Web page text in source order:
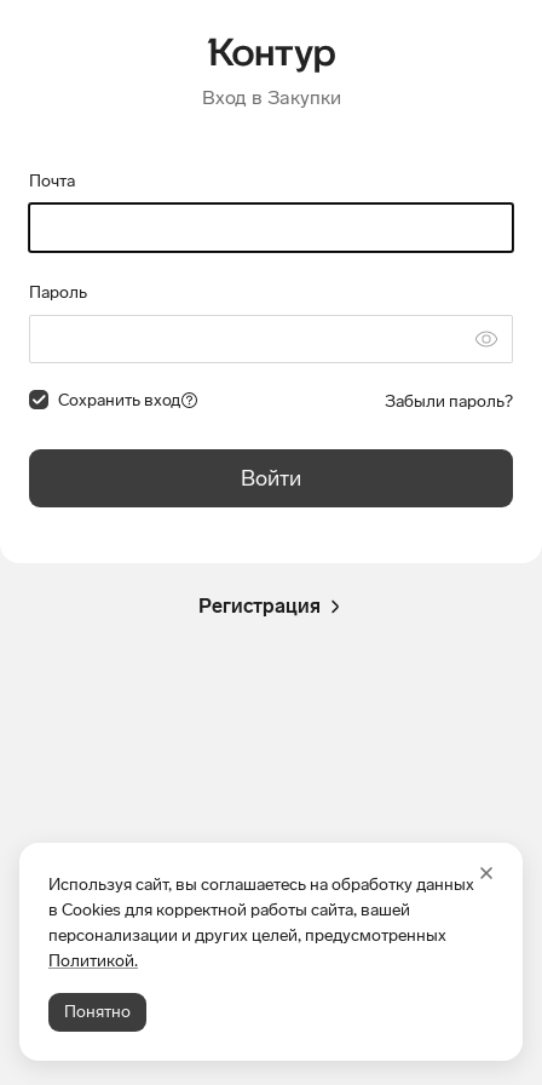
Используя сайт, вы соглашаетесь на обработку данных
в Cookies для корректной работы сайта, вашей
персонализации и других целей, предусмотренных
Политикой.
Понятно
Вход в Закупки
Почта
Пароль
Сохранить вход Забыли пароль?
Войти
Регистрация